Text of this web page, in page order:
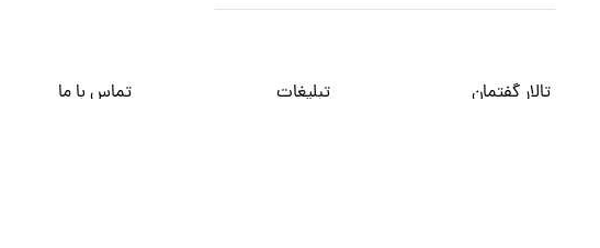
تالار گفتمان تبلیغات تماس با ما